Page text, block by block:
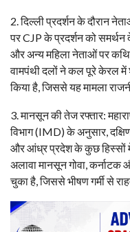
​2. दिल्ली प्रदर्शन के दौरान
पर CJP के प्रदर्शन को समर्थन
और अन्य महिला नेताओं पर
वामपंथी दलों ने कल पूरे केरल में
किया है, जिससे यह मामला
​3. मानसून की तेज रफ्तार:
विभाग (IMD) के अनुसार,
और आंध्र प्रदेश के कुछ हिस्सों
अलावा मानसून गोवा,
चुका है, जिससे भीषण गर्मी से